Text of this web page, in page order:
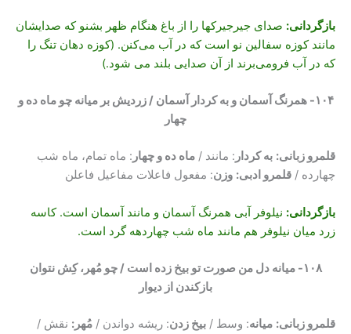
بازگردانی: صدای جیرجیرکها را از باغ هنگام ظهر بشنو که صدایشان
مانند کوزه سفالین نو است که در آب می‌کنن. (کوزه دهان تنگ را
که در آب فرومی‌برند از آن صدایی بلند می شود.)
۱۰۴- همرنگ آسمان و به کردار آسمان / زردیش بر میانه چو ماه ده و
چهار
قلمرو زبانی: به کردار : مانند / ماه ده و چهار : ماه تمام، ماه شب
چهارده / قلمرو ادبی: وزن: مفعول فاعلات مفاعیل فاعلن
بازگردانی: نیلوفر آبی همرنگ آسمان و مانند آسمان است. کاسه
زرد میان نیلوفر هم مانند ماه شب چهاردهه گرد است.
۱۰۸- میانه دل من صورت تو بیخ زده است / چو مُهر، کِش نتوان
بازکندن از دیوار
قلمرو زبانی: میانه: وسط / بیخ زدن: ریشه دواندن / مُهر: نقش /